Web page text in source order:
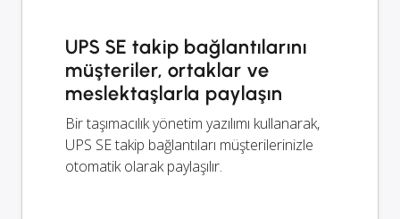
UPS SE takip bağlantılarını
müşteriler, ortaklar ve
meslektaşlarla paylaşın
Bir taşımacılık yönetim yazılımı kullanarak,
UPS SE takip bağlantıları müşterilerinizle
otomatik olarak paylaşılır.